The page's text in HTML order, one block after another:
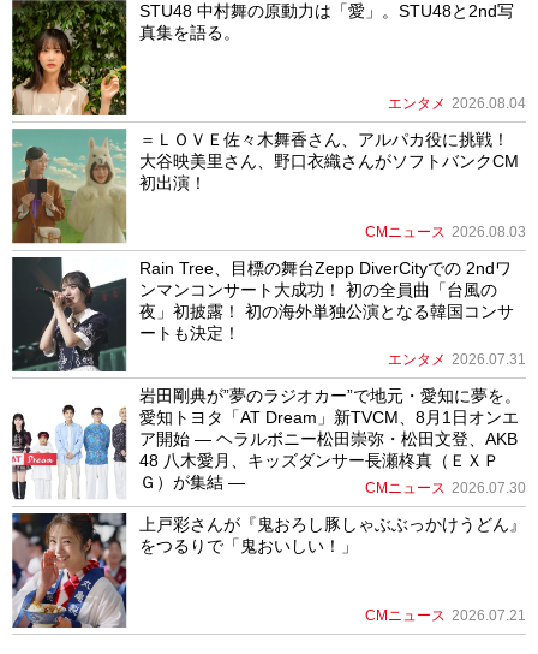
STU48 中村舞の原動力は「愛」。STU48と2nd写
真集を語る。
エンタメ 2026.08.04
＝ＬＯＶＥ佐々木舞香さん、アルパカ役に挑戦！
大谷映美里さん、野口衣織さんがソフトバンクCM
初出演！
CMニュース 2026.08.03
Rain Tree、目標の舞台Zepp DiverCityでの 2ndワ
ンマンコンサート大成功！ 初の全員曲「台風の
夜」初披露！ 初の海外単独公演となる韓国コンサ
ートも決定！
エンタメ 2026.07.31
岩田剛典が”夢のラジオカー”で地元・愛知に夢を。
愛知トヨタ「AT Dream」新TVCM、8月1日オンエ
ア開始 ― ヘラルボニー松田崇弥・松田文登、AKB
48 八木愛月、キッズダンサー長瀬柊真（ＥＸＰ
Ｇ）が集結 ―
CMニュース 2026.07.30
上戸彩さんが『鬼おろし豚しゃぶぶっかけうどん』
をつるりで「鬼おいしい！」
CMニュース 2026.07.21